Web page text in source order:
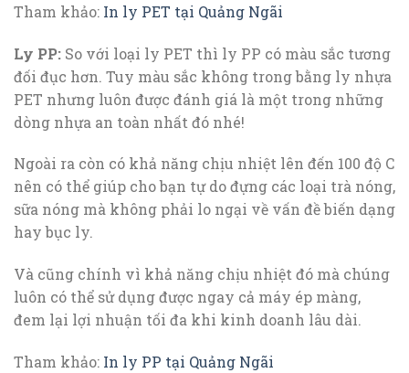
Tham khảo: In ly PET tại Quảng Ngãi
Ly PP: So với loại ly PET thì ly PP có màu sắc tương
đối đục hơn. Tuy màu sắc không trong bằng ly nhựa
PET nhưng luôn được đánh giá là một trong những
dòng nhựa an toàn nhất đó nhé!
Ngoài ra còn có khả năng chịu nhiệt lên đến 100 độ C
nên có thể giúp cho bạn tự do đựng các loại trà nóng,
sữa nóng mà không phải lo ngại về vấn đề biến dạng
hay bục ly.
Và cũng chính vì khả năng chịu nhiệt đó mà chúng
luôn có thể sử dụng được ngay cả máy ép màng,
đem lại lợi nhuận tối đa khi kinh doanh lâu dài.
Tham khảo: In ly PP tại Quảng Ngãi